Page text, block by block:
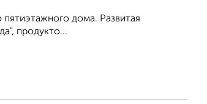
дома. Развитая
продукто...